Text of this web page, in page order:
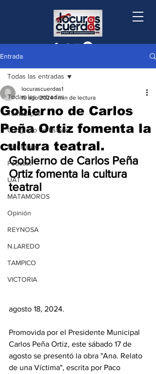
Entrada
Todas las entradas
Tamaulipas
Congreso de Estado
Municipios
Podcast
UAT
MATAMOROS
Opinión
REYNOSA
N.LAREDO
TAMPICO
VICTORIA
Todas las entradas
Gobierno de Carlos
Peña Ortiz fomenta la
cultura teatral.
locurascuerdas1
19 ago 2024 1 min de lectura
Gobierno de Carlos Peña
Ortiz fomenta la cultura
teatral
agosto 18, 2024.
Promovida por el Presidente Municipal
Carlos Peña Ortiz, este sábado 17 de
agosto se presentó la obra "Ana. Relato
de una Víctima", escrita por Paco